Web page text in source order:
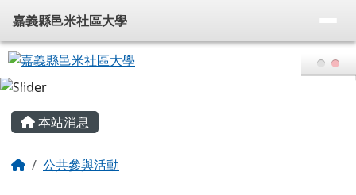
嘉義縣邑米社區大學
導覽列
嘉義縣邑米社區大學
主內容區域
本站消息
回首頁公共參與活動
頁尾區域